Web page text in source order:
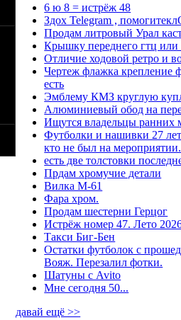
6 ю 8 = истрёж 48
Здох Telegram ,
Продам литровый Урал
Крышку переднего гтц или
Отличие ходовой ретро и
Чертеж флажка крепление
есть
Эмблему КМЗ круглую
Алюминиевый обод на
Ищутся владельцы ранних
Футболки и нашивки 27
кто не был на мероприятии.
есть две толстовки
Прдам хромучие детали
Вилка М-61
Фара хром.
Продам шестерни Герцог
Истрёж номер 47. Лето
Такси Биг-Бен
Остатки футболок с
Вояж. Перезалил фотки.
Шатуны с Avito
Мне сегодня 50...
давай ещё >>